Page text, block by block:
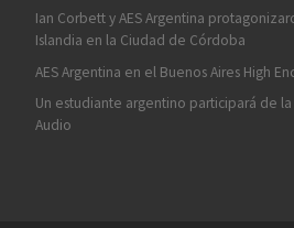
Ian Corbett y AES Argentina
Islandia en la Ciudad de Córdoba
AES Argentina en el Buenos Aires High
Un estudiante argentino participará de
Audio